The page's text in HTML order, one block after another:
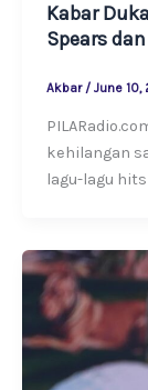
Kabar
Spears
Akbar / June 10,
kehilangan
lagu-lagu